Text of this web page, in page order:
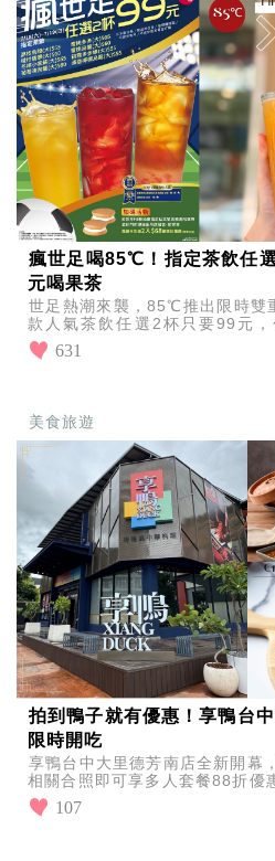
瘋世足喝85℃！指定茶飲任
元喝果茶
世足熱潮來襲，85℃推出限時雙
款人氣茶飲任選2杯只要99元
龍、蜜桃多多等，最低不到50元
631
美食旅遊
拍到鴨子就有優惠！享鴨台
限時開吃
享鴨台中大里德芳南店全新開幕
相關合照即可享多人套餐88折優
包，還有公益店回歸及市集免費
107